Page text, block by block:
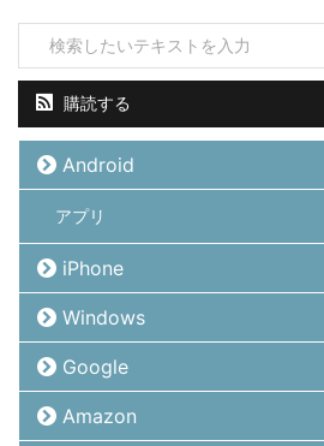
購読する
Android
アプリ
iPhone
Windows
Google
Amazon